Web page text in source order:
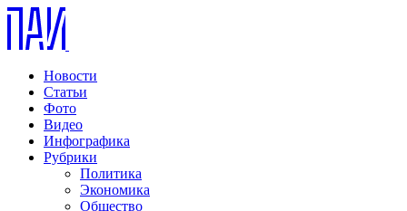
Новости
Статьи
Фото
Видео
Инфографика
Рубрики
Политика
Экономика
Общество